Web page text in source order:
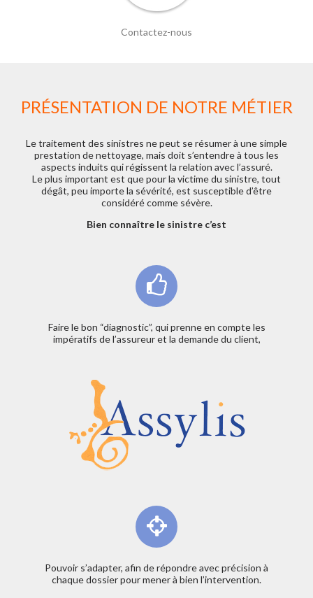
Contactez-nous
PRÉSENTATION DE NOTRE MÉTIER
Le traitement des sinistres ne peut se résumer à une simple
prestation de nettoyage, mais doit s’entendre à tous les
aspects induits qui régissent la relation avec l’assuré.
Le plus important est que pour la victime du sinistre, tout
dégât, peu importe la sévérité, est susceptible d’être
considéré comme sévère.
Bien connaître le sinistre c’est
Faire le bon “diagnostic”, qui prenne en compte les
impératifs de l’assureur et la demande du client,
Pouvoir s’adapter, afin de répondre avec précision à
chaque dossier pour mener à bien l’intervention.